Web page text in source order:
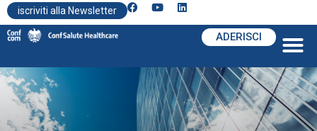
iscriviti alla Newsletter
ADERISCI